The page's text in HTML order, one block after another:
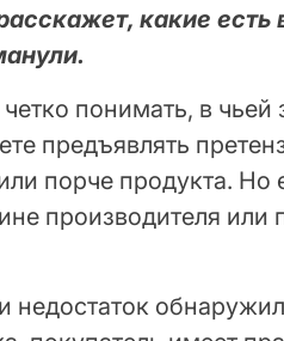
какие есть
понимать, в чьей
предъявлять
порче продукта. Но
производителя или
недостаток